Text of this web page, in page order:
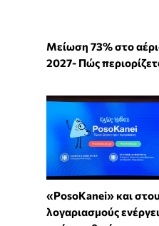
Μείωση 73% στο
2027- Πώς
«PosoKanei» και
λογαριασμούς